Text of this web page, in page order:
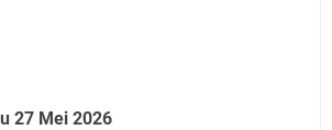
27 Mei 2026